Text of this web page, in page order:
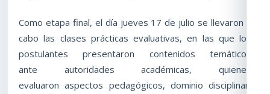
Como etapa final, el día jueves 17 de julio se llevaron a
cabo las clases prácticas evaluativas, en las que los
postulantes presentaron contenidos temáticos
ante autoridades académicas, quienes
evaluaron aspectos pedagógicos, dominio disciplinar,